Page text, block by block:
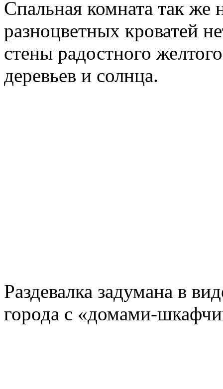
Спальная комната так же
разноцветных кроватей
стены радостного
деревьев и солнца.
Раздевалка задумана в
города с «домами-